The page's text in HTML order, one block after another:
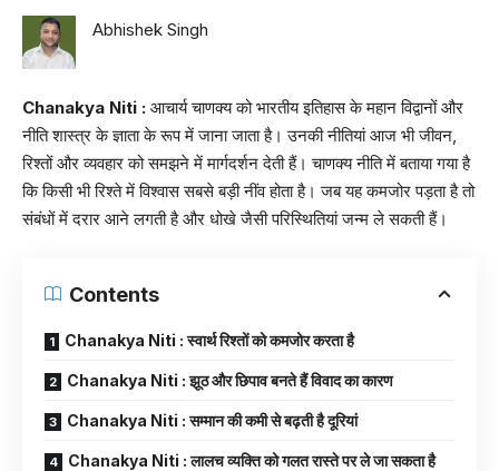
Abhishek Singh
Chanakya Niti : आचार्य चाणक्य को भारतीय इतिहास के महान विद्वानों और
नीति शास्त्र के ज्ञाता के रूप में जाना जाता है। उनकी नीतियां आज भी जीवन,
रिश्तों और व्यवहार को समझने में मार्गदर्शन देती हैं। चाणक्य नीति में बताया गया है
कि किसी भी रिश्ते में विश्वास सबसे बड़ी नींव होता है। जब यह कमजोर पड़ता है तो
संबंधों में दरार आने लगती है और धोखे जैसी परिस्थितियां जन्म ले सकती हैं।
Contents
Chanakya Niti : स्वार्थ रिश्तों को कमजोर करता है
Chanakya Niti : झूठ और छिपाव बनते हैं विवाद का कारण
Chanakya Niti : सम्मान की कमी से बढ़ती है दूरियां
Chanakya Niti : लालच व्यक्ति को गलत रास्ते पर ले जा सकता है